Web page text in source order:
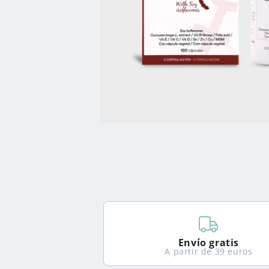
Envío gratis
A partir de 39 euros